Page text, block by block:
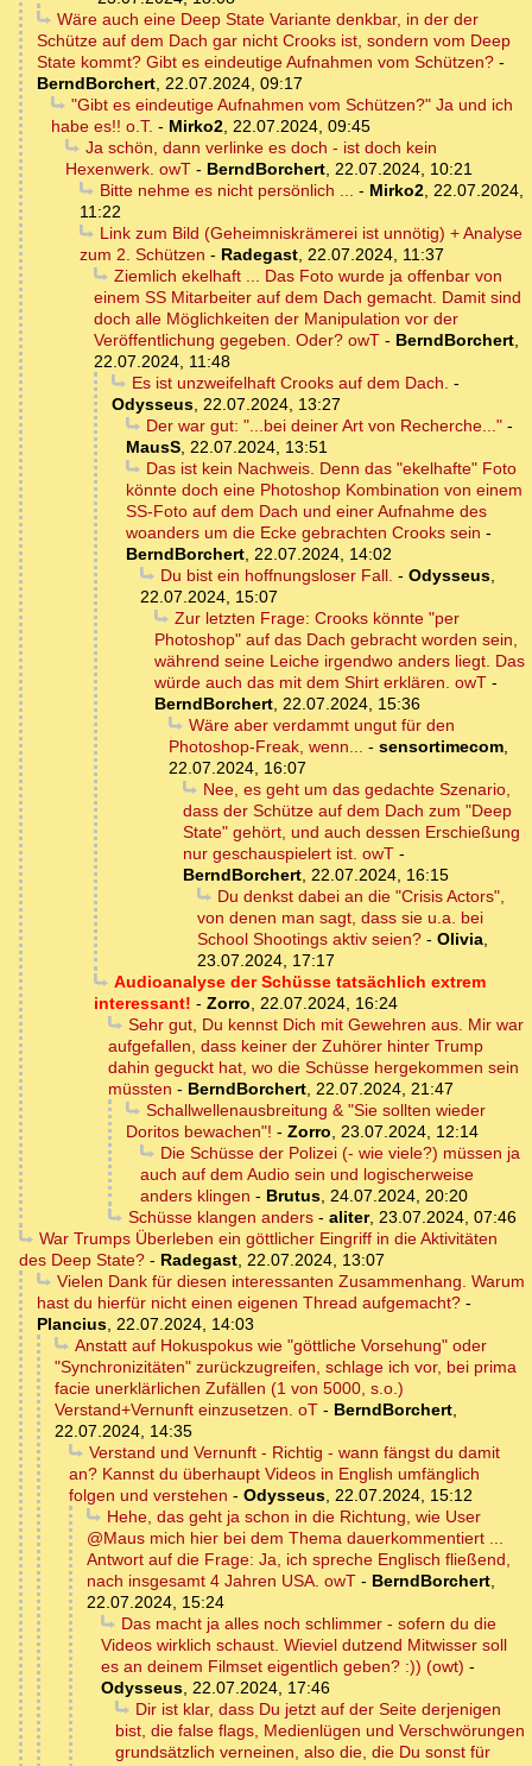
Wäre auch eine Deep State Variante denkbar, in der der
Schütze auf dem Dach gar nicht Crooks ist, sondern vom Deep
State kommt? Gibt es eindeutige Aufnahmen vom Schützen? -
BerndBorchert, 22.07.2024, 09:17
"Gibt es eindeutige Aufnahmen vom Schützen?" Ja und ich
habe es!! o.T. - Mirko2, 22.07.2024, 09:45
Ja schön, dann verlinke es doch - ist doch kein
Hexenwerk. owT - BerndBorchert, 22.07.2024, 10:21
Bitte nehme es nicht persönlich ... - Mirko2, 22.07.2024,
11:22
Link zum Bild (Geheimniskrämerei ist unnötig) + Analyse
zum 2. Schützen - Radegast, 22.07.2024, 11:37
Ziemlich ekelhaft ... Das Foto wurde ja offenbar von
einem SS Mitarbeiter auf dem Dach gemacht. Damit sind
doch alle Möglichkeiten der Manipulation vor der
Veröffentlichung gegeben. Oder? owT - BerndBorchert,
22.07.2024, 11:48
Es ist unzweifelhaft Crooks auf dem Dach. -
Odysseus, 22.07.2024, 13:27
Der war gut: "...bei deiner Art von Recherche..."-
MausS, 22.07.2024, 13:51
Das ist kein Nachweis. Denn das "ekelhafte" Foto
könnte doch eine Photoshop Kombination von einem
SS-Foto auf dem Dach und einer Aufnahme des
woanders um die Ecke gebrachten Crooks sein -
BerndBorchert, 22.07.2024, 14:02
Du bist ein hoffnungsloser Fall. - Odysseus,
22.07.2024, 15:07
Zur letzten Frage: Crooks könnte "per
Photoshop" auf das Dach gebracht worden sein,
während seine Leiche irgendwo anders liegt. Das
würde auch das mit dem Shirt erklären. owT -
BerndBorchert, 22.07.2024, 15:36
Wäre aber verdammt ungut für den
Photoshop-Freak, wenn... - sensortimecom,
22.07.2024, 16:07
Nee, es geht um das gedachte Szenario,
dass der Schütze auf dem Dach zum "Deep
State" gehört, und auch dessen Erschießung
nur geschauspielert ist. owT -
BerndBorchert, 22.07.2024, 16:15
Du denkst dabei an die "Crisis Actors",
von denen man sagt, dass sie u.a. bei
School Shootings aktiv seien? - Olivia,
23.07.2024, 17:17
Audioanalyse der Schüsse tatsächlich extrem
interessant! - Zorro, 22.07.2024, 16:24
Sehr gut, Du kennst Dich mit Gewehren aus. Mir war
aufgefallen, dass keiner der Zuhörer hinter Trump
dahin geguckt hat, wo die Schüsse hergekommen sein
müssten - BerndBorchert, 22.07.2024, 21:47
Schallwellenausbreitung & "Sie sollten wieder
Doritos bewachen"! - Zorro, 23.07.2024, 12:14
Die Schüsse der Polizei (- wie viele?) müssen ja
auch auf dem Audio sein und logischerweise
anders klingen - Brutus, 24.07.2024, 20:20
Schüsse klangen anders- aliter, 23.07.2024, 07:46
War Trumps Überleben ein göttlicher Eingriff in die Aktivitäten
des Deep State? - Radegast, 22.07.2024, 13:07
Vielen Dank für diesen interessanten Zusammenhang. Warum
hast du hierfür nicht einen eigenen Thread aufgemacht? -
Plancius, 22.07.2024, 14:03
Anstatt auf Hokuspokus wie "göttliche Vorsehung" oder
"Synchronizitäten" zurückzugreifen, schlage ich vor, bei prima
facie unerklärlichen Zufällen (1 von 5000, s.o.)
Verstand+Vernunft einzusetzen. oT - BerndBorchert,
22.07.2024, 14:35
Verstand und Vernunft - Richtig - wann fängst du damit
an? Kannst du überhaupt Videos in English umfänglich
folgen und verstehen - Odysseus, 22.07.2024, 15:12
Hehe, das geht ja schon in die Richtung, wie User
@Maus mich hier bei dem Thema dauerkommentiert ...
Antwort auf die Frage: Ja, ich spreche Englisch fließend,
nach insgesamt 4 Jahren USA. owT - BerndBorchert,
22.07.2024, 15:24
Das macht ja alles noch schlimmer - sofern du die
Videos wirklich schaust. Wieviel dutzend Mitwisser soll
es an deinem Filmset eigentlich geben? :)) (owt) -
Odysseus, 22.07.2024, 17:46
Dir ist klar, dass Du jetzt auf der Seite derjenigen
bist, die false flags, Medienlügen und Verschwörungen
grundsätzlich verneinen, also die, die Du sonst für